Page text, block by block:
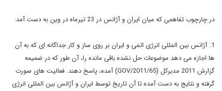
در چارچوب تفاهمی که میان ایران و آژانس در 23 تیرماه در وین به دست آمد:
1. آژانس بین المللی انرژی اتمی و ایران بر روی ساز و کار جداگانه ای که به آن
ها اجازه می دهد موضوعات حل نشده باقی مانده را، آن طور که در ضمیمه
گزارش 2011 مدیرکل (GOV/2011/65) آمده، پاسخ دهند. فعالیت های صورت
گرفته و نتایج به دست آمده تا آن تاریخ توسط ایران و آژانس بین المللی انرژی